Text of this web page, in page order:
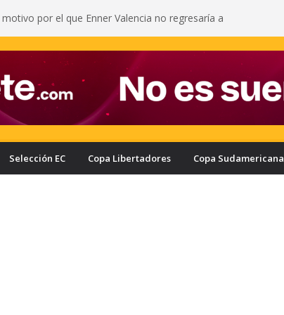
motivo por el que Enner Valencia no regresaría a
fichar por el Bombillo
a los cuartos de final de la Copa Ecuador
Liga de Portoviejo en polémica partido
marcó en segundo amistoso de
del Arsenal: vea el gol del ecuatoriano
el ecuatoriano
Selección EC Copa Libertadores Copa Sudamericana